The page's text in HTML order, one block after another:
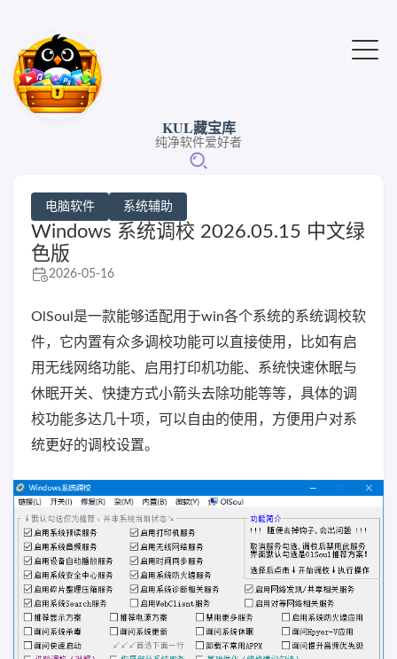
KUL藏宝库
纯净软件爱好者
电脑软件 系统辅助
Windows 系统调校 2026.05.15 中文绿
色版
2026-05-16
OlSoul是一款能够适配用于win各个系统的系统调校软
件，它内置有众多调校功能可以直接使用，比如有启
用无线网络功能、启用打印机功能、系统快速休眠与
休眠开关、快捷方式小箭头去除功能等等，具体的调
校功能多达几十项，可以自由的使用，方便用户对系
统更好的调校设置。